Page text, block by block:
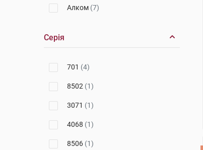
Алком (7)
Серія
701 (4)
8502 (1)
3071 (1)
4068 (1)
8506 (1)